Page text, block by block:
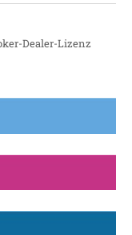
Dealer-Lizenz